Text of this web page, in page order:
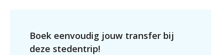
Boek eenvoudig jouw transfer bij
deze stedentrip!